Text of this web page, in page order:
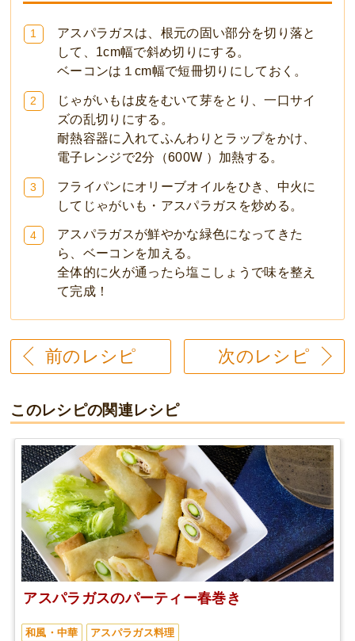
1
アスパラガスは、根元の固い部分を切り落と
して、1cm幅で斜め切りにする。
ベーコンは１cm幅で短冊切りにしておく。
2
じゃがいもは皮をむいて芽をとり、一口サイ
ズの乱切りにする。
耐熱容器に入れてふんわりとラップをかけ、
電子レンジで2分（600W ）加熱する。
3
フライパンにオリーブオイルをひき、中火に
してじゃがいも・アスパラガスを炒める。
4
アスパラガスが鮮やかな緑色になってきた
ら、ベーコンを加える。
全体的に火が通ったら塩こしょうで味を整え
て完成！
前のレシピ 次のレシピ
このレシピの関連レシピ
アスパラガスのパーティー春巻き
和風・中華 アスパラガス料理